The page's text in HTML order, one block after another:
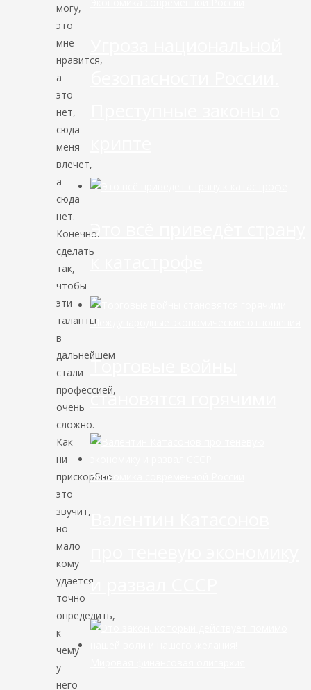
могу,
это
мне
нравится,
а
это
нет,
сюда
меня
влечет,
а
сюда
нет.
Конечно,
сделать
так,
чтобы
эти
таланты
в
дальнейшем
стали
профессией,
очень
сложно.
Как
ни
прискорбно
это
звучит,
но
мало
кому
удается
точно
определить,
к
чему
у
него
Это всё приведёт страну
к катастрофе
Международные экономические отношения
Торговые войны
становятся горячими
Экономика современной России
и развал СССР